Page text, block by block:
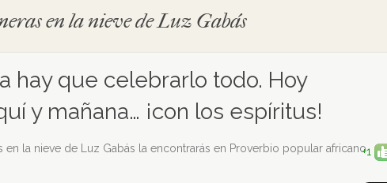
en la nieve de Luz Gabás
hay que celebrarlo todo. Hoy
y mañana… ¡con los espíritus!
la nieve de Luz Gabás la encontrarás en Proverbio popular africano+1